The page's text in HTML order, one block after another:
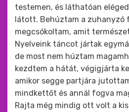
testemen, és láthatóan
látott. Behúztam a zuhanyzó
megcsókoltam, amit
Nyelveink táncot jártak
de most nem húztam
kezdtem a hátát, végigjárta
amikor segge partjára
mindkettőt és annál fogva
Rajta még mindig ott volt a